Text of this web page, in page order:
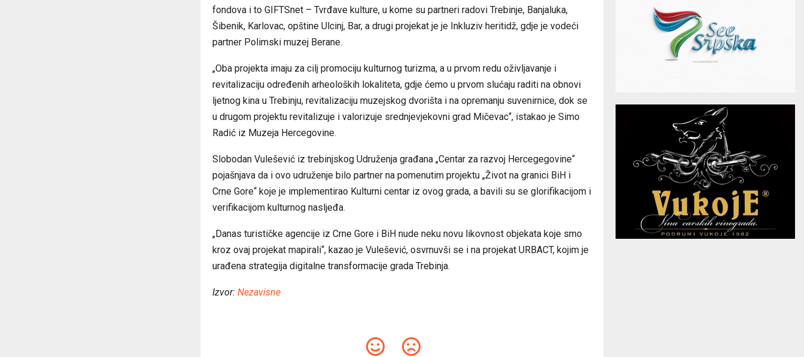
fondova i to GIFTSnet – Tvrđave kulture, u kome su partneri radovi Trebinje, Banjaluka,
Šibenik, Karlovac, opštine Ulcinj, Bar, a drugi projekat je je Inkluziv heritidž, gdje je vodeći
partner Polimski muzej Berane.
„Oba projekta imaju za cilj promociju kulturnog turizma, a u prvom redu oživljavanje i
revitalizaciju određenih arheoloških lokaliteta, gdje ćemo u prvom slućaju raditi na obnovi
ljetnog kina u Trebinju, revitalizaciju muzejskog dvorišta i na opremanju suvenirnice, dok se
u drugom projektu revitalizuje i valorizuje srednjevjekovni grad Mičevac“, istakao je Simo
Radić iz Muzeja Hercegovine.
Slobodan Vulešević iz trebinjskog Udruženja građana „Centar za razvoj Hercegegovine“
pojašnjava da i ovo udruženje bilo partner na pomenutim projektu „Život na granici BiH i
Crne Gore“ koje je implementirao Kulturni centar iz ovog grada, a bavili su se glorifikacijom i
verifikacijom kulturnog nasljeđa.
„Danas turističke agencije iz Crne Gore i BiH nude neku novu likovnost objekata koje smo
kroz ovaj projekat mapirali“, kazao je Vulešević, osvrnuvši se i na projekat URBACT, kojim je
urađena strategija digitalne transformacije grada Trebinja.
Izvor: Nezavisne